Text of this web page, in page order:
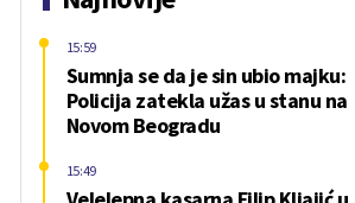
Sumnja se da je sin ubio majku:
Policija zatekla užas u stanu na
Novom Beogradu
15:59
15:49